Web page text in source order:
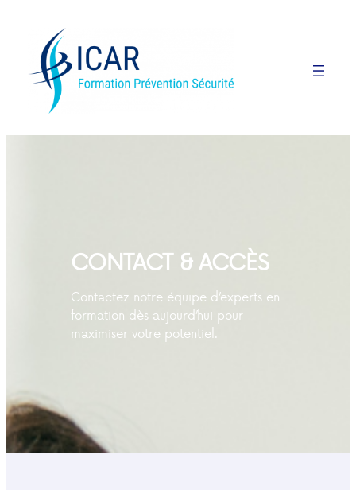
CONTACT & ACCÈS
Contactez notre équipe d’experts en
formation dès aujourd’hui pour
maximiser votre potentiel.